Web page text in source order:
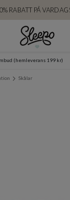
RABATT PÅ
(hemleverans 199 kr)
Skålar